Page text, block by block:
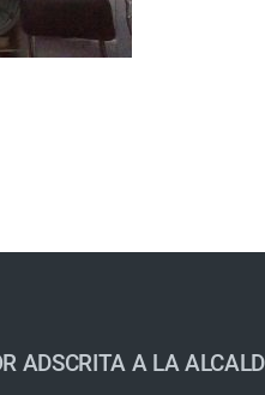
ADSCRITA A LA